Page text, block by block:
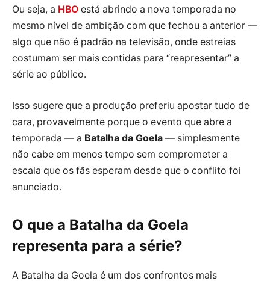
Ou seja, a HBO está abrindo a nova temporada no
mesmo nível de ambição com que fechou a anterior —
algo que não é padrão na televisão, onde estreias
costumam ser mais contidas para “reapresentar” a
série ao público.
Isso sugere que a produção preferiu apostar tudo de
cara, provavelmente porque o evento que abre a
temporada — a Batalha da Goela — simplesmente
não cabe em menos tempo sem comprometer a
escala que os fãs esperam desde que o conflito foi
anunciado.
O que a Batalha da Goela
representa para a série?
A Batalha da Goela é um dos confrontos mais